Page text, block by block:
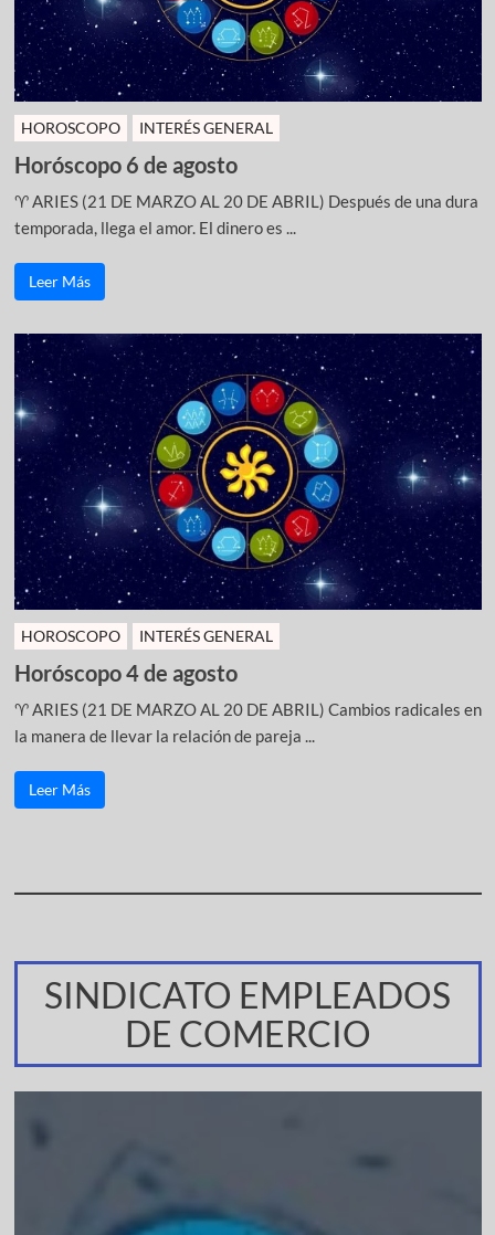
HOROSCOPO INTERÉS GENERAL
Horóscopo 6 de agosto
♈ ARIES (21 DE MARZO AL 20 DE ABRIL) Después de una dura
temporada, llega el amor. El dinero es ...
Leer Más
HOROSCOPO INTERÉS GENERAL
Horóscopo 4 de agosto
♈ ARIES (21 DE MARZO AL 20 DE ABRIL) Cambios radicales en
la manera de llevar la relación de pareja ...
Leer Más
SINDICATO EMPLEADOS
DE COMERCIO